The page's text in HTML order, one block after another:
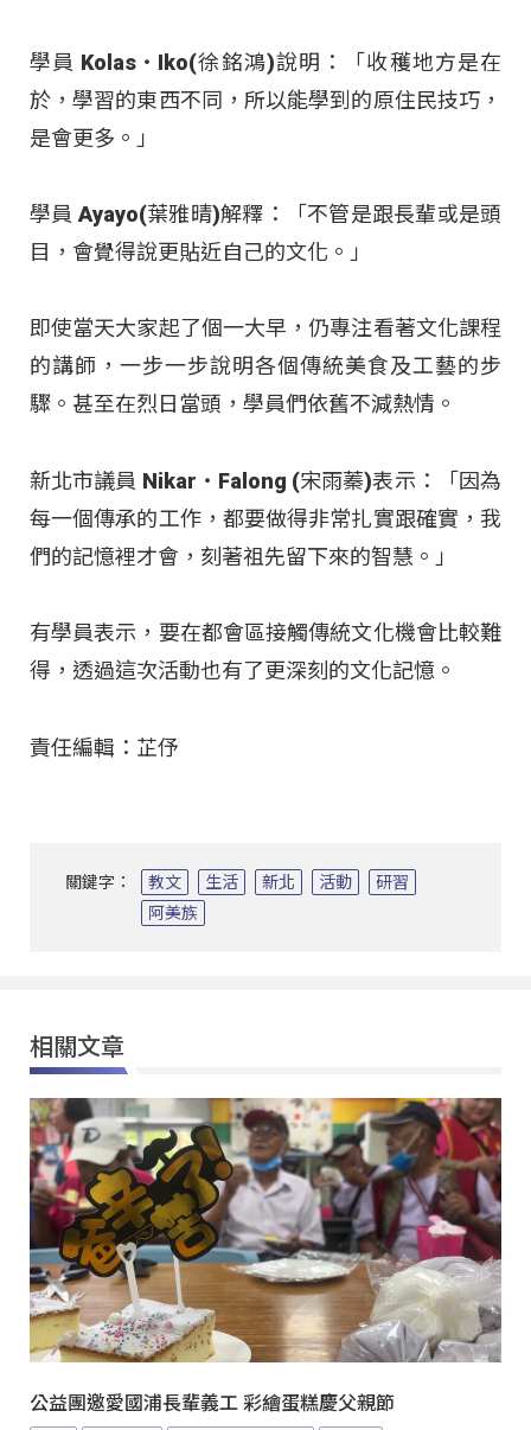
學員 Kolas‧Iko(徐銘鴻)說明：「收穫地方是在
於，學習的東西不同，所以能學到的原住民技巧，
是會更多。」
學員 Ayayo(葉雅晴)解釋：「不管是跟長輩或是頭
目，會覺得說更貼近自己的文化。」
即使當天大家起了個一大早，仍專注看著文化課程
的講師，一步一步說明各個傳統美食及工藝的步
驟。甚至在烈日當頭，學員們依舊不減熱情。
新北市議員 Nikar‧Falong (宋雨蓁)表示：「因為
每一個傳承的工作，都要做得非常扎實跟確實，我
們的記憶裡才會，刻著祖先留下來的智慧。」
有學員表示，要在都會區接觸傳統文化機會比較難
得，透過這次活動也有了更深刻的文化記憶。
責任編輯：芷伃
關鍵字： 教文 生活 新北 活動
研習
阿美族
相關文章
公益團邀愛國浦長輩義工 彩繪蛋糕慶父親節